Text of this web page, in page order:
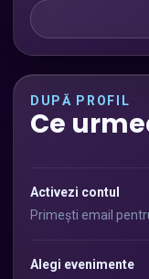
DUPĂ PROFIL
Ce
Activezi contul
Primești email
Alegi evenimente